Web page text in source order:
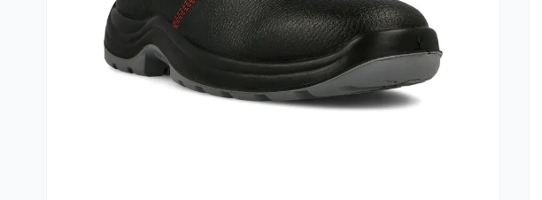
Kante i vreće za smeće
PVC kutije i korpe za veš
Hotelski asortiman